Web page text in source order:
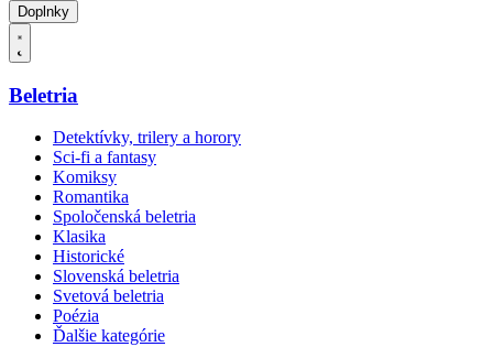
Doplnky
Beletria
Detektívky, trilery a horory
Sci-fi a fantasy
Komiksy
Romantika
Spoločenská beletria
Klasika
Historické
Slovenská beletria
Svetová beletria
Poézia
Ďalšie kategórie